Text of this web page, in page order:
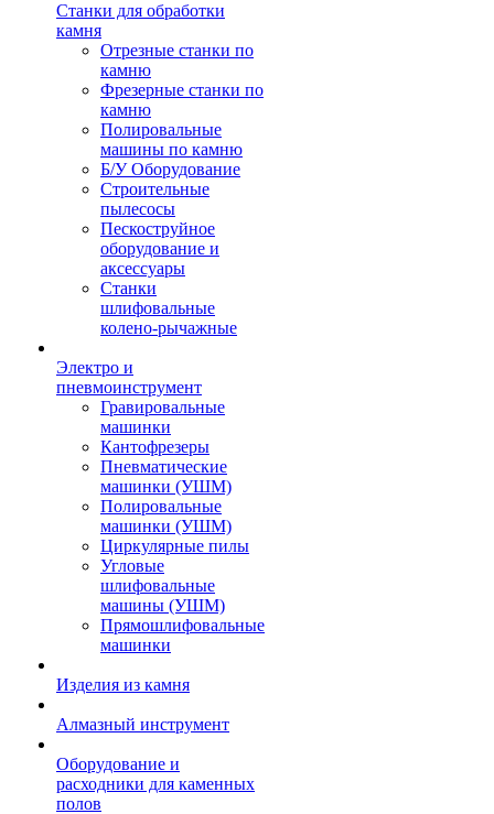
Станки для обработки
камня
Отрезные станки по
камню
Фрезерные станки по
камню
Полировальные
машины по камню
Б/У Оборудование
Строительные
пылесосы
Пескоструйное
оборудование и
аксессуары
Станки
шлифовальные
колено-рычажные
Электро и
пневмоинструмент
Гравировальные
машинки
Кантофрезеры
Пневматические
машинки (УШМ)
Полировальные
машинки (УШМ)
Циркулярные пилы
Угловые
шлифовальные
машины (УШМ)
Прямошлифовальные
машинки
Изделия из камня
Алмазный инструмент
Оборудование и
расходники для каменных
полов